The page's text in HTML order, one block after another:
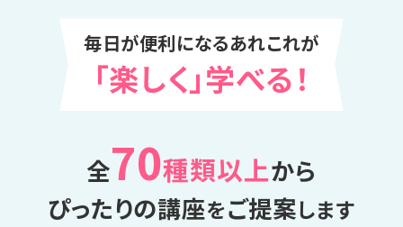
毎日が便利になるあれこれが
「楽しく」学べる！
全70種類以上から
ぴったりの講座をご提案します